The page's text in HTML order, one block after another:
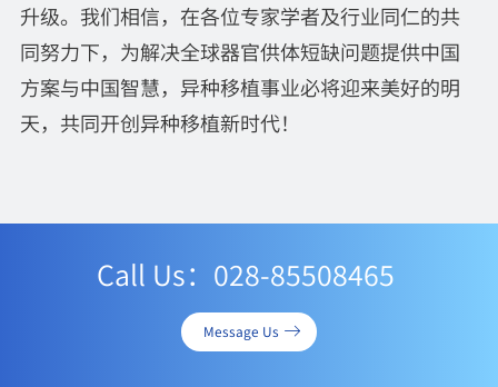
升级。我们相信，在各位专家学者及行业同仁的共
同努力下，为解决全球器官供体短缺问题提供中国
方案与中国智慧，异种移植事业必将迎来美好的明
天，共同开创异种移植新时代！
Call Us：028-85508465
Message Us